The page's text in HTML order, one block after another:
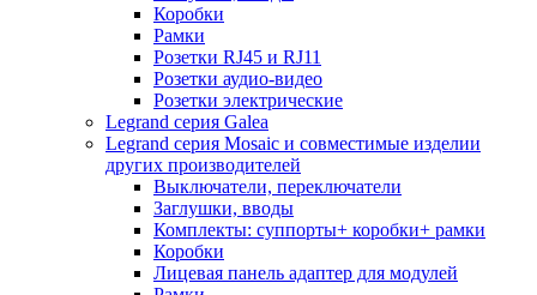
Коробки
Рамки
Розетки RJ45 и RJ11
Розетки аудио-видео
Розетки электрические
Legrand серия Galea
Legrand серия Mosaic и совместимые изделии
других производителей
Выключатели, переключатели
Заглушки, вводы
Комплекты: суппорты+ коробки+ рамки
Коробки
Лицевая панель адаптер для модулей